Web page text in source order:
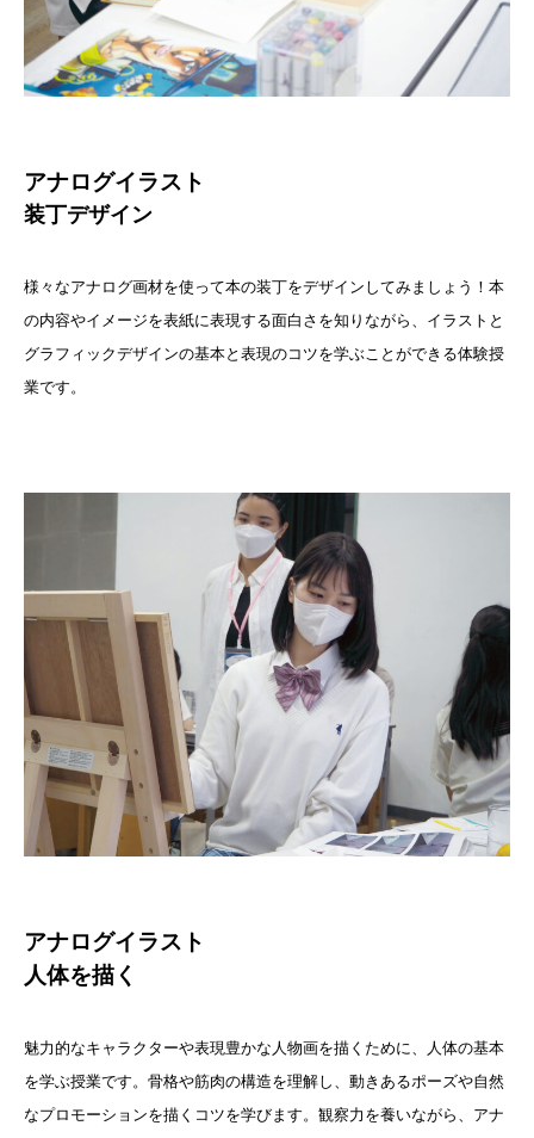
アナログイラスト
装丁デザイン
様々なアナログ画材を使って本の装丁をデザインしてみましょう！本
の内容やイメージを表紙に表現する面白さを知りながら、イラストと
グラフィックデザインの基本と表現のコツを学ぶことができる体験授
業です。
アナログイラスト
人体を描く
魅力的なキャラクターや表現豊かな人物画を描くために、人体の基本
を学ぶ授業です。骨格や筋肉の構造を理解し、動きあるポーズや自然
なプロモーションを描くコツを学びます。観察力を養いながら、アナ